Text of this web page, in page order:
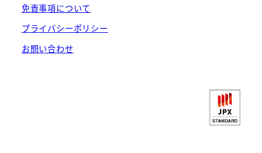
免責事項について
プライバシーポリシー
お問い合わせ